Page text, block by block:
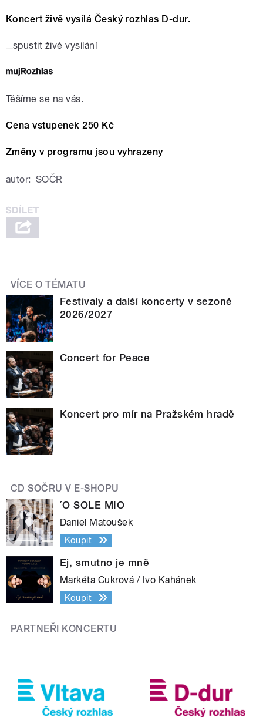
Koncert živě vysílá Český rozhlas D-dur.
spustit živé vysílání
Těšíme se na vás.
Cena vstupenek 250 Kč
Změny v programu jsou vyhrazeny
autor: SOČR
VÍCE O TÉMATU
Festivaly a další koncerty v sezoně
2026/2027
Concert for Peace
Koncert pro mír na Pražském hradě
CD SOČRU V E-SHOPU
´O SOLE MIO
Daniel Matoušek
Koupit
Ej, smutno je mně
Markéta Cukrová / Ivo Kahánek
Koupit
PARTNEŘI KONCERTU